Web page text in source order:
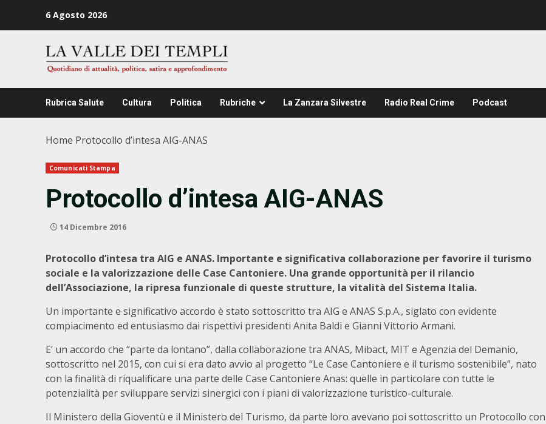
6 Agosto 2026
Rubrica Salute Cultura Politica Rubriche La Zanzara Silvestre Radio Real Crime Podcast
Home Protocollo d’intesa AIG-ANAS
Comunicati Stampa
Protocollo d’intesa AIG-ANAS
14 Dicembre 2016
Protocollo d’intesa tra AIG e ANAS. Importante e significativa collaborazione per favorire il turismo
sociale e la valorizzazione delle Case Cantoniere. Una grande opportunità per il rilancio
dell’Associazione, la ripresa funzionale di queste strutture, la vitalità del Sistema Italia.
Un importante e significativo accordo è stato sottoscritto tra AIG e ANAS S.p.A., siglato con evidente
compiacimento ed entusiasmo dai rispettivi presidenti Anita Baldi e Gianni Vittorio Armani.
E’ un accordo che “parte da lontano”, dalla collaborazione tra ANAS, Mibact, MIT e Agenzia del Demanio,
sottoscritto nel 2015, con cui si era dato avvio al progetto “Le Case Cantoniere e il turismo sostenibile”, nato
con la finalità di riqualificare una parte delle Case Cantoniere Anas: quelle in particolare con tutte le
potenzialità per sviluppare servizi sinergici con i piani di valorizzazione turistico-culturale.
Il Ministero della Gioventù e il Ministero del Turismo, da parte loro avevano poi sottoscritto un Protocollo con